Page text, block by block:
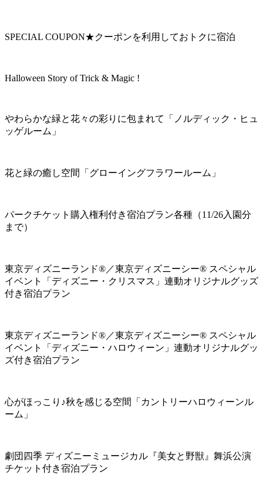
SPECIAL COUPON★クーポンを利用しておトクに宿泊
Halloween Story of Trick & Magic !
やわらかな緑と花々の彩りに包まれて「ノルディック・ヒュ
ッゲルーム」
花と緑の癒し空間「グローイングフラワールーム」
パークチケット購入権利付き宿泊プラン各種（11/26入園分
まで）
東京ディズニーランド®／東京ディズニーシー® スペシャル
イベント「ディズニー・クリスマス」連動オリジナルグッズ
付き宿泊プラン
東京ディズニーランド®／東京ディズニーシー® スペシャル
イベント「ディズニー・ハロウィーン」連動オリジナルグッ
ズ付き宿泊プラン
心がほっこり♪秋を感じる空間「カントリーハロウィーンル
ーム」
劇団四季 ディズニーミュージカル『美女と野獣』舞浜公演
チケット付き宿泊プラン